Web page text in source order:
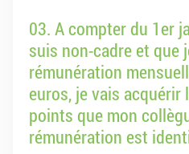
03. A compter du 1er
suis non-cadre et que
rémunération
euros, je vais acquérir
points que mon
rémunération est